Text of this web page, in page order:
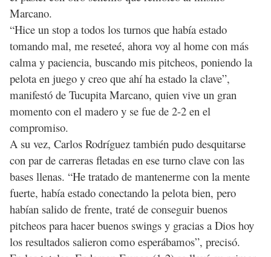
Marcano.
“Hice un stop a todos los turnos que había estado
tomando mal, me reseteé, ahora voy al home con más
calma y paciencia, buscando mis pitcheos, poniendo la
pelota en juego y creo que ahí ha estado la clave”,
manifestó de Tucupita Marcano, quien vive un gran
momento con el madero y se fue de 2-2 en el
compromiso.
A su vez, Carlos Rodríguez también pudo desquitarse
con par de carreras fletadas en ese turno clave con las
bases llenas. “He tratado de mantenerme con la mente
fuerte, había estado conectando la pelota bien, pero
habían salido de frente, traté de conseguir buenos
pitcheos para hacer buenos swings y gracias a Dios hoy
los resultados salieron como esperábamos”, precisó.